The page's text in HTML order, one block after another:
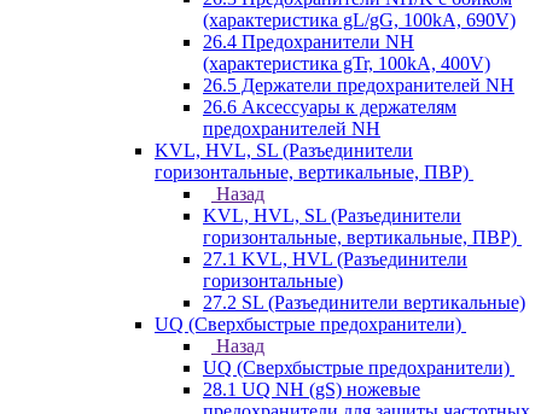
(характеристика gL/gG, 100kA, 690V)
26.4 Предохранители NH
(характеристика gTr, 100kA, 400V)
26.5 Держатели предохранителей NH
26.6 Аксессуары к держателям
предохранителей NH
KVL, HVL, SL (Разъединители
горизонтальные, вертикальные, ПВР)
Назад
KVL, HVL, SL (Разъединители
горизонтальные, вертикальные, ПВР)
27.1 KVL, HVL (Разъединители
горизонтальные)
27.2 SL (Разъединители вертикальные)
UQ (Сверхбыстрые предохранители)
Назад
UQ (Сверхбыстрые предохранители)
28.1 UQ NH (gS) ножевые